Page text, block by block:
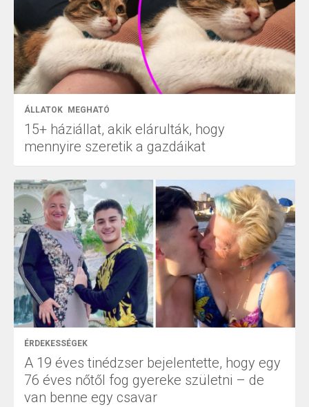
ÁLLATOK MEGHATÓ
15+ háziállat, akik elárulták, hogy
mennyire szeretik a gazdáikat
ÉRDEKESSÉGEK
A 19 éves tinédzser bejelentette, hogy egy
76 éves nőtől fog gyereke születni – de
van benne egy csavar